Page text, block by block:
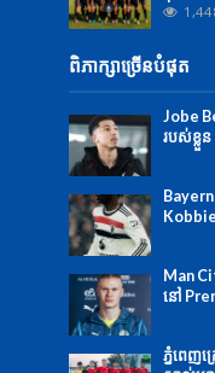
ពិភាក្សាច្រើនបំផុត
Jobe
របស់ខ្លួន
Man
នៅ
ភ្នំពេញ